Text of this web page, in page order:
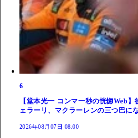
6
【堂本光一 コンマ一秒の恍惚Web
ェラーリ、マクラーレンの三つ巴に
2026年08月07日 08:00